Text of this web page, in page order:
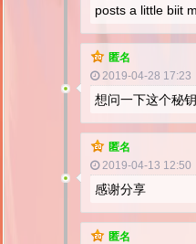
posts a little biit
匿名
2019-04-28 17:23
想问一下这个秘
匿名
2019-04-13 12:50
感谢分享
匿名